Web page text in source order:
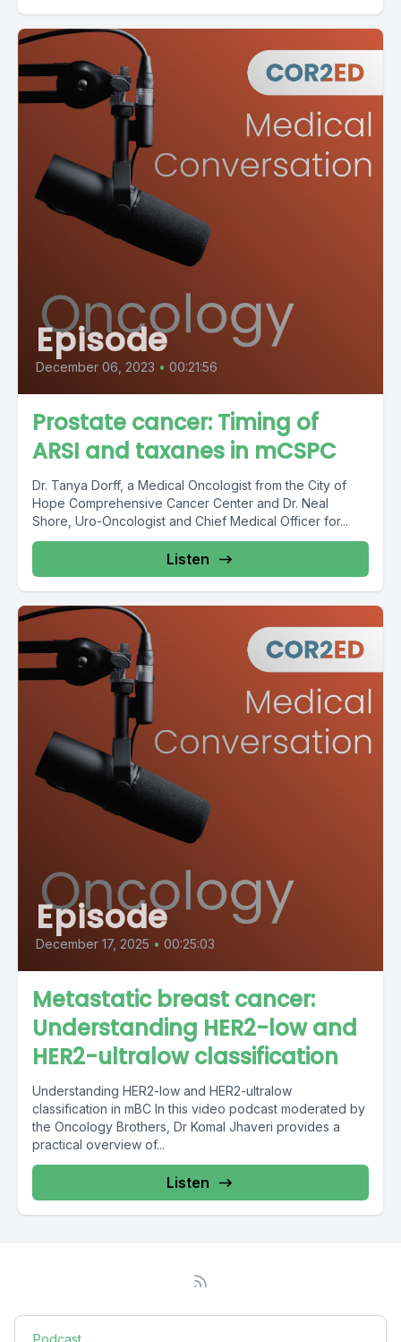
Episode
December 06, 2023 • 00:21:56
Prostate cancer: Timing of
ARSI and taxanes in mCSPC
Dr. Tanya Dorff, a Medical Oncologist from the City of
Hope Comprehensive Cancer Center and Dr. Neal
Shore, Uro-Oncologist and Chief Medical Officer for...
Listen
Episode
December 17, 2025 • 00:25:03
Metastatic breast cancer:
Understanding HER2-low and
HER2-ultralow classification
Understanding HER2-low and HER2-ultralow
classification in mBC In this video podcast moderated by
the Oncology Brothers, Dr Komal Jhaveri provides a
practical overview of...
Listen
Podcast